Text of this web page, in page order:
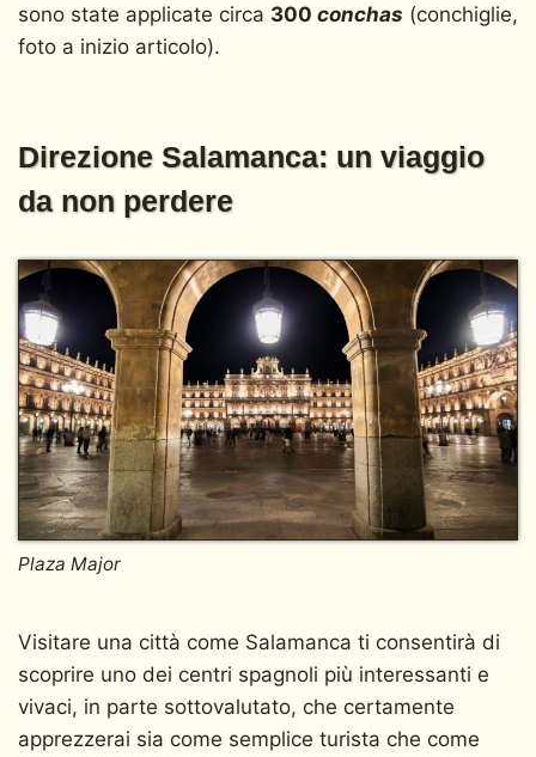
sono state applicate circa 300 conchas (conchiglie,
foto a inizio articolo).
Direzione Salamanca: un viaggio
da non perdere
Plaza Major
Visitare una città come Salamanca ti consentirà di
scoprire uno dei centri spagnoli più interessanti e
vivaci, in parte sottovalutato, che certamente
apprezzerai sia come semplice turista che come